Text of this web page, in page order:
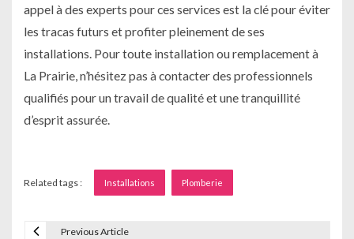
appel à des experts pour ces services est la clé pour éviter
les tracas futurs et profiter pleinement de ses
installations. Pour toute installation ou remplacement à
La Prairie, n’hésitez pas à contacter des professionnels
qualifiés pour un travail de qualité et une tranquillité
d’esprit assurée.
Related tags : Installations Plomberie
Previous Article